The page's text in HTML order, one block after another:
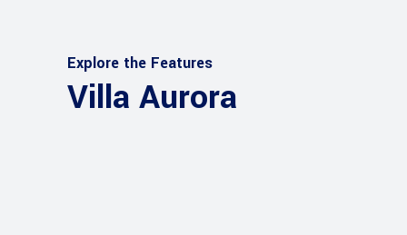
Explore the Features
Villa Aurora